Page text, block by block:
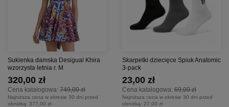
Sukienka damska Desigual Khira
wzorzysta letnia r. M
Cena katalogowa: 749,00 zł
320,00 zł
Najniższa cena w okresie 30 dni przed
obniżką: 377,00 zł
Skarpetki dziecięce Spiuk Anatomic
3-pack
Cena katalogowa: 69,00 zł
23,00 zł
Najniższa cena w okresie 30 dni przed
obniżką: 27,00 zł